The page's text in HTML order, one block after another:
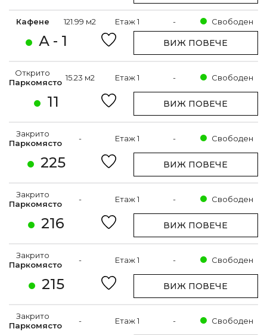
А - 1
Кафене 121.99 м2 Етаж 1 - Свободен
ВИЖ ПОВЕЧЕ
11
Открито
Паркомясто 15.23 м2 Етаж 1 - Свободен
ВИЖ ПОВЕЧЕ
225
Закрито
Паркомясто
- Етаж 1 - Свободен
ВИЖ ПОВЕЧЕ
216
Закрито
Паркомясто
- Етаж 1 - Свободен
ВИЖ ПОВЕЧЕ
215
Закрито
Паркомясто
- Етаж 1 - Свободен
ВИЖ ПОВЕЧЕ
Закрито
Паркомясто
- Етаж 1 - Свободен